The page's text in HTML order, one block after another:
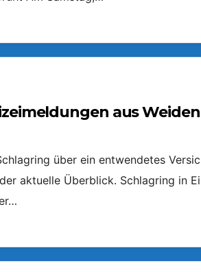
aus Weiden
über ein entwendetes
aktuelle Überblick. Schlagring in